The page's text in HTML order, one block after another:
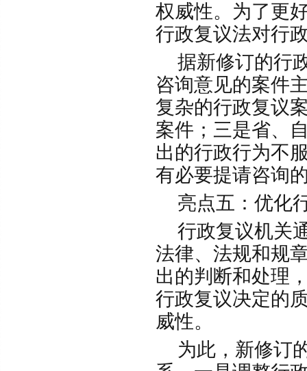
权威性。为了更
行政复议法对行
据新修订的行
咨询意见的案件
复杂的行政复议
案件；三是省、
出的行政行为不
有必要提请咨询
亮点五：优化
行政复议机关
法律、法规和规
出的判断和处理
行政复议决定的
威性。
为此，新修订